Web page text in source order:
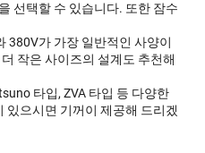
선택할 수 있습니다. 또한 잠수
380V가 가장 일반적인 사양이
작은 사이즈의 설계도 추천해
타입, ZVA 타입 등 다양한
있으시면 기꺼이 제공해 드리겠